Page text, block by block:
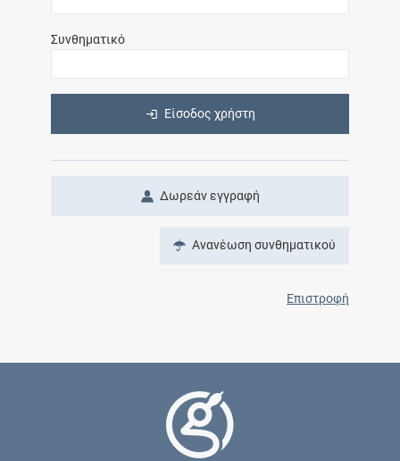
Συνθηματικό
Είσοδος χρήστη
Δωρεάν εγγραφή
Ανανέωση συνθηματικού
Επιστροφή